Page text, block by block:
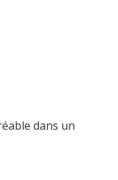
dans un